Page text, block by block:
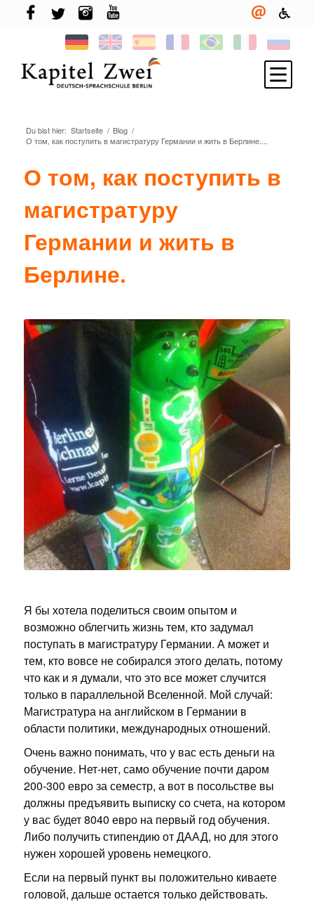
Melde Dich an
TELC & TestDaF
Leben in Berlin
Deine Sprachschule
Du bist hier: Startseite / Blog /
О том, как поступить в магистратуру Германии и жить в Берлине....
О том, как поступить в
магистратуру
Германии и жить в
Берлине.
Я бы хотела поделиться своим опытом и
возможно облегчить жизнь тем, кто задумал
поступать в магистратуру Германии. А может и
тем, кто вовсе не собирался этого делать, потому
что как и я думали, что это все может случится
только в параллельной Вселенной. Мой случай:
Магистратура на английском в Германии в
области политики, международных отношений.
Очень важно понимать, что у вас есть деньги на
обучение. Нет-нет, само обучение почти даром
200-300 евро за семестр, а вот в посольстве вы
должны предъявить выписку со счета, на котором
у вас будет 8040 евро на первый год обучения.
Либо получить стипендию от ДААД, но для этого
нужен хорошей уровень немецкого.
Если на первый пункт вы положительно киваете
головой, дальше остается только действовать.